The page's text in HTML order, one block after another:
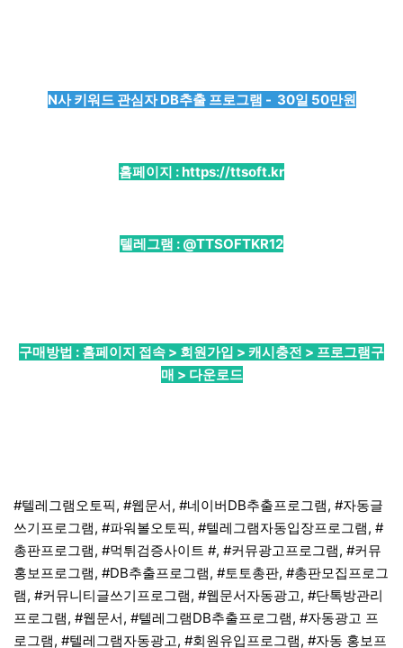
N사 키워드 관심자 DB추출 프로그램 - 30일 50만원
홈페이지 :https://ttsoft.kr
텔레그램 : @TTSOFTKR12
구매방법 : 홈페이지 접속 > 회원가입 > 캐시충전 > 프로그램구
매 > 다운로드
#텔레그램오토픽, #웹문서, #네이버DB추출프로그램, #자동글
쓰기프로그램, #파워볼오토픽, #텔레그램자동입장프로그램, #
총판프로그램, #먹튀검증사이트 #, #커뮤광고프로그램, #커뮤
홍보프로그램, #DB추출프로그램, #토토총판, #총판모집프로그
램, #커뮤니티글쓰기프로그램, #웹문서자동광고, #단톡방관리
프로그램, #웹문서, #텔레그램DB추출프로그램, #자동광고 프
로그램, #텔레그램자동광고, #회원유입프로그램, #자동 홍보프